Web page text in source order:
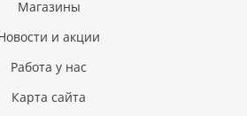
Магазины
и акции
Работа у нас
Карта сайта